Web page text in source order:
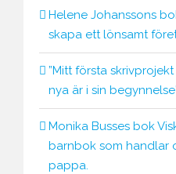
Helene Johanssons
skapa ett lönsamt
”Mitt första
nya är i sin
Monika Busses bok
barnbok som handlar
pappa.